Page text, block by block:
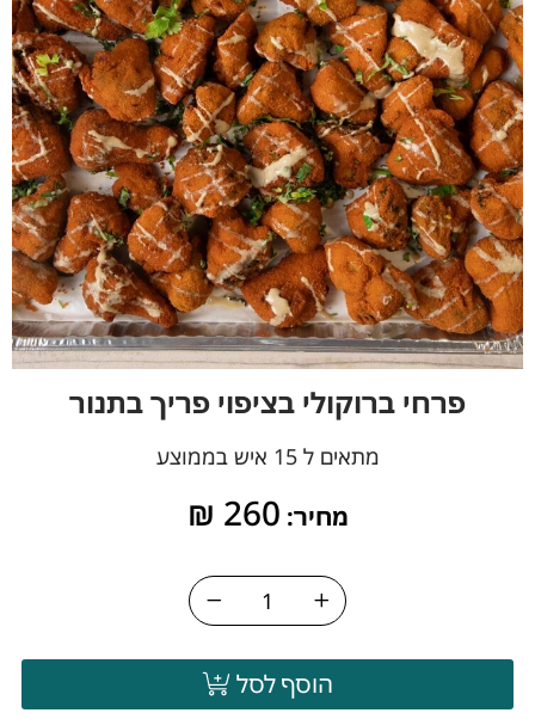
פרחי ברוקולי בציפוי פריך בתנור
מתאים ל 15 איש בממוצע
מחיר: 260
₪
הוסף לסל